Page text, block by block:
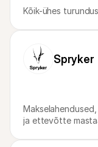
Kõik-ühes
Spryker
ja ettevõtte